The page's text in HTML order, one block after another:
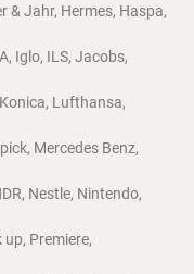
& Jahr, Hermes, Haspa,
Iglo, ILS, Jacobs,
Lufthansa,
Mercedes Benz,
Nestle, Nintendo,
up, Premiere,